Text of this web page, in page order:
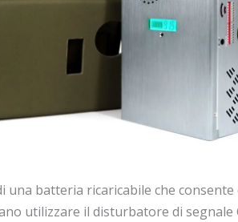
una batteria ricaricabile che
utilizzare il disturbatore di segnale